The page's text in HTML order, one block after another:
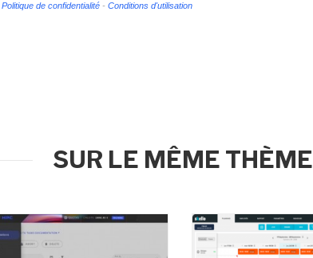
Politique de confidentialité - Conditions d'utilisation
SUR LE MÊME THÈME